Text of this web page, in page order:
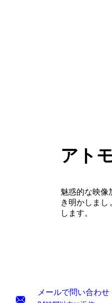
アト
魅惑的な映像
き明かしまし
します。
メールで問い合わせ